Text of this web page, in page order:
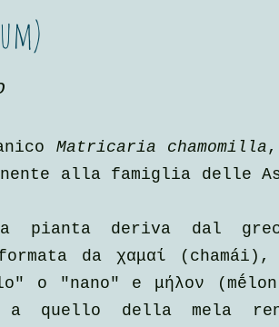
Matricaria chamomilla
alla famiglia delle
pianta deriva dal greco
da χαμαί
o "nano" e μήλον
a quello della mela